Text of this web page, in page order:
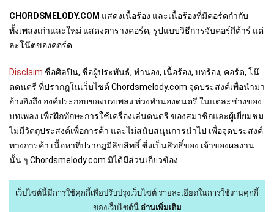
CHORDSMELODY.COM แสดงเนื้อร้อง และเนื้อร้องที่มีคอร์ดกำกับ
ทั้งเพลงเก่าและใหม่ แสดงตารางคอร์ด, รูปแบบวิธีการจับคอร์กีต้าร์ แต่
ละโน๊ตของคอร์ด
Disclaim ชื่อศิลปิน, ชื่อผู้ประพันธ์, ทำนอง, เนื้อร้อง, บทร้อง, คอร์ด, โน๊
ตดนตรี ที่ปรากฎในเว็บไชต์ Chordsmelody.com จุดประสงค์เพื่อนำมา
อ้างอิงถึง องค์ประกอบของบทเพลง ท่วงทำนองดนตรี ในแต่ละช่วงของ
บทเพลง เพื่อฝึกทักษะการใช้เครื่องเล่นดนตรี ของสมาชิกและผู้เยี่ยมชม
ไม่มีวัตถุประสงค์เพื่อการค้า และไม่สนับสนุนการนำไป เพื่อจุดประสงค์
ทางการค้า เนื้อหาที่ปรากฎมีลิขสิทธิ์ ซื่งเป็นสิทธิ์ของ เจ้าของผลงาน
นั้น ๆ Chordsmelody.com มิได้มีส่วนเกี่ยวข้อง.
เว็ปไซต์นี้มีการใช้คุกกี้เพื่อปรับปรุงเว็บไซต์ รายละเอียดในการใช้งานคุกกี้
ของเว็บไซต์นี้ อ่านเพิ่มเติม